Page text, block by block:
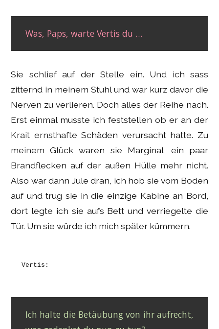
Was, Paps, warte Vertis du …
Sie schlief auf der Stelle ein. Und ich sass
zitternd in meinem Stuhl und war kurz davor die
Nerven zu verlieren. Doch alles der Reihe nach.
Erst einmal musste ich feststellen ob er an der
Krait ernsthafte Schäden verursacht hatte. Zu
meinem Glück waren sie Marginal, ein paar
Brandflecken auf der außen Hülle mehr nicht.
Also war dann Jule dran, ich hob sie vom Boden
auf und trug sie in die einzige Kabine an Bord,
dort legte ich sie aufs Bett und verriegelte die
Tür. Um sie würde ich mich später kümmern.
Vertis:
Ich halte die Betäubung von ihr aufrecht,